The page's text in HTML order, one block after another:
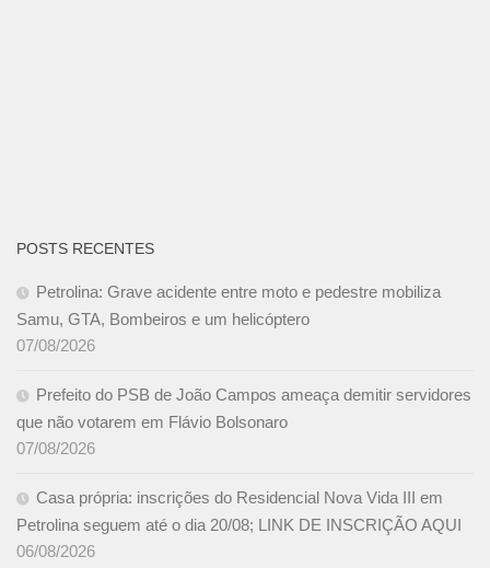
POSTS RECENTES
Petrolina: Grave acidente entre moto e pedestre mobiliza
Samu, GTA, Bombeiros e um helicóptero
07/08/2026
Prefeito do PSB de João Campos ameaça demitir servidores
que não votarem em Flávio Bolsonaro
07/08/2026
Casa própria: inscrições do Residencial Nova Vida III em
Petrolina seguem até o dia 20/08; LINK DE INSCRIÇÃO AQUI
06/08/2026